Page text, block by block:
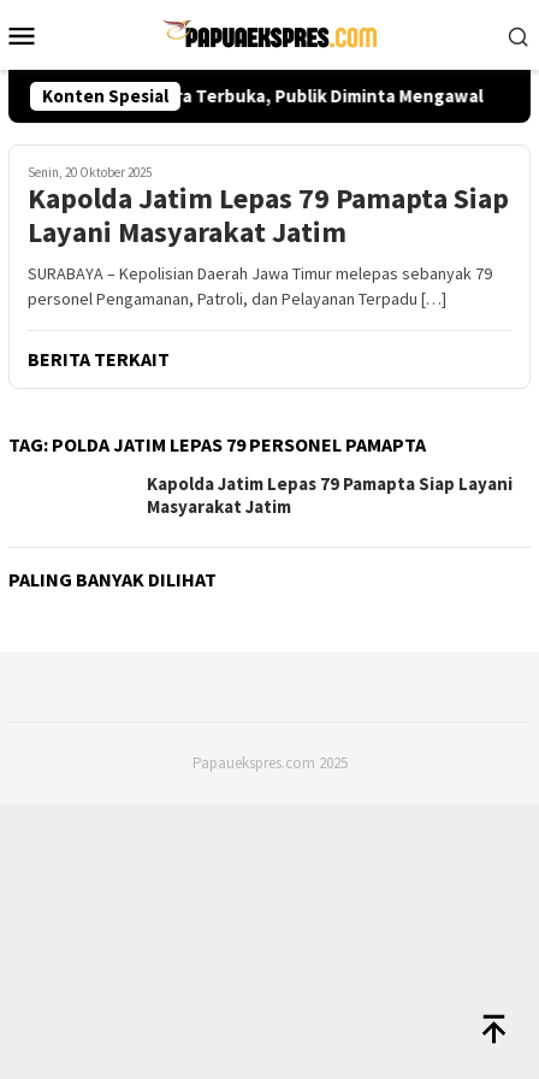
ke
Mobile
Konten Spesial
Sutrimo Secara Terbuka, Publik Diminta Mengawal
Senin, 20 Oktober 2025
Kapolda Jatim Lepas 79 Pamapta Siap
Layani Masyarakat Jatim
SURABAYA – Kepolisian Daerah Jawa Timur melepas sebanyak 79
personel Pengamanan, Patroli, dan Pelayanan Terpadu […]
BERITA TERKAIT
TAG: POLDA JATIM LEPAS 79 PERSONEL PAMAPTA
Kapolda Jatim Lepas 79 Pamapta Siap Layani
Masyarakat Jatim
PALING BANYAK DILIHAT
Papauekspres.com 2025